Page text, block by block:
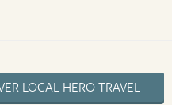
LOCAL HERO TRAVEL